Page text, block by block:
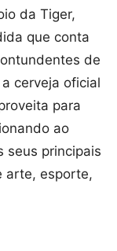
da Tiger,
que conta
de
cerveja oficial
para
ao
seus principais
arte, esporte,